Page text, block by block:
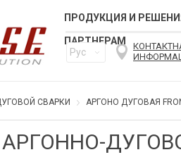
ПРОДУКЦИЯ И
ПАРТНЕРАМ
Рус
СВАРКИ АРГОНО ДУГОВАЯ